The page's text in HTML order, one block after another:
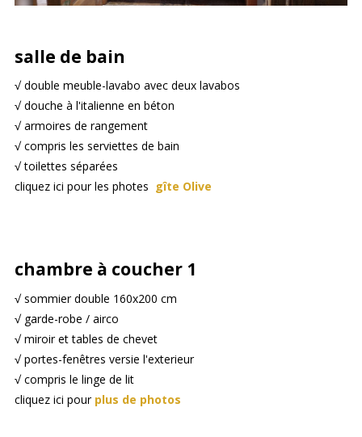
salle de bain
√ double meuble-lavabo avec deux lavabos
√ douche à l'italienne en béton
√ armoires de rangement
√ compris les serviettes de bain
√ toilettes séparées
cliquez ici pour les photes gîte Olive
chambre à coucher 1
√ sommier double 160x200 cm
√ garde-robe / airco
√ miroir et tables de chevet
√ portes-fenêtres versie l'exterieur
√ compris le linge de lit
cliquez ici pour plus de photos